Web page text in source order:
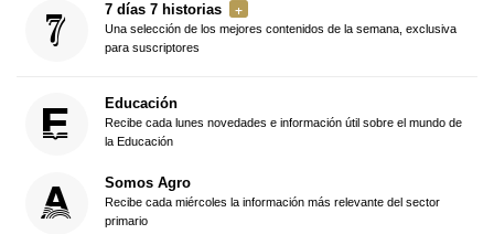
7 días 7 historias
Una selección de los mejores contenidos de la semana, exclusiva
para suscriptores
Educación
Recibe cada lunes novedades e información útil sobre el mundo de
la Educación
Somos Agro
Recibe cada miércoles la información más relevante del sector
primario